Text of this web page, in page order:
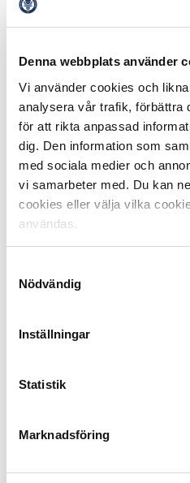
Denna webbplats använder
Vi använder cookies och
analysera vår trafik, förbättra
för att rikta anpassad
dig. Den information som
med sociala medier och
vi samarbeter med. Du kan
cookies eller välja vilka
användas.
Nödvändig
Inställningar
Statistik
Marknadsföring
Som om inte det var nog
inblandad.
HJULAFTON I SEPTEMBER
Premiärårets största publik
Stadion söndag 7
såg IFK Norrköping besegra
höga publiksiffran är märklig
Matchen var ett
Sexdagarsloppet på cykel
gången med mål på just
Dagens Nyheter.
Här en skildring från
av matchen och spelarna
Erik ”Orsa” Bohlin vann det
en Hermes, och GAIS vann
kallad ”Stora Svenska